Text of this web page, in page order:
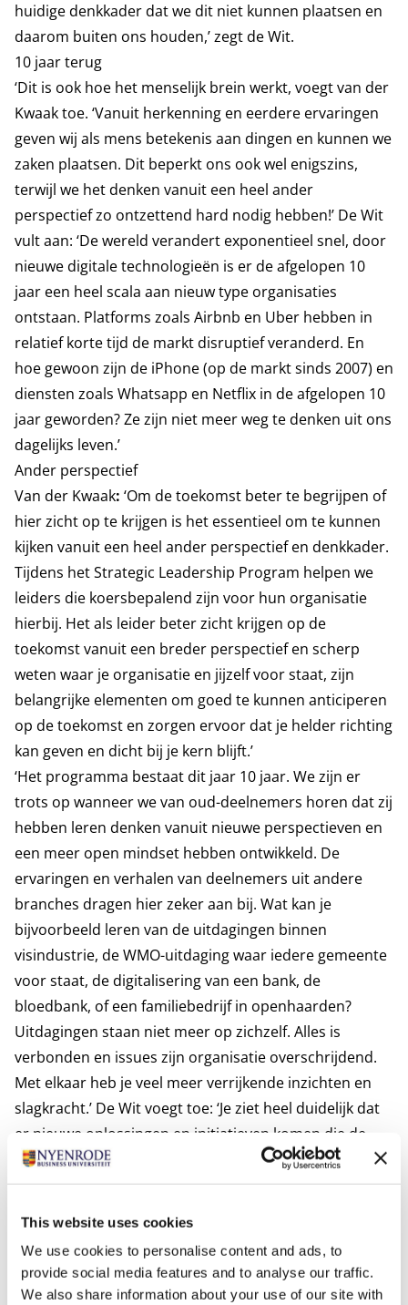
This website uses cookies
We use cookies to personalise content and ads, to
provide social media features and to analyse our traffic.
We also share information about your use of our site with
huidige denkkader dat we dit niet kunnen plaatsen en
daarom buiten ons houden,’ zegt de Wit.
10 jaar terug
‘Dit is ook hoe het menselijk brein werkt, voegt van der
Kwaak toe. ‘Vanuit herkenning en eerdere ervaringen
geven wij als mens betekenis aan dingen en kunnen we
zaken plaatsen. Dit beperkt ons ook wel enigszins,
terwijl we het denken vanuit een heel ander
perspectief zo ontzettend hard nodig hebben!’ De Wit
vult aan: ‘De wereld verandert exponentieel snel, door
nieuwe digitale technologieën is er de afgelopen 10
jaar een heel scala aan nieuw type organisaties
ontstaan. Platforms zoals Airbnb en Uber hebben in
relatief korte tijd de markt disruptief veranderd. En
hoe gewoon zijn de iPhone (op de markt sinds 2007) en
diensten zoals Whatsapp en Netflix in de afgelopen 10
jaar geworden? Ze zijn niet meer weg te denken uit ons
dagelijks leven.’
Ander perspectief
Van der Kwaak: ‘Om de toekomst beter te begrijpen of
hier zicht op te krijgen is het essentieel om te kunnen
kijken vanuit een heel ander perspectief en denkkader.
Tijdens het Strategic Leadership Program helpen we
leiders die koersbepalend zijn voor hun organisatie
hierbij. Het als leider beter zicht krijgen op de
toekomst vanuit een breder perspectief en scherp
weten waar je organisatie en jijzelf voor staat, zijn
belangrijke elementen om goed te kunnen anticiperen
op de toekomst en zorgen ervoor dat je helder richting
kan geven en dicht bij je kern blijft.’
‘Het programma bestaat dit jaar 10 jaar. We zijn er
trots op wanneer we van oud-deelnemers horen dat zij
hebben leren denken vanuit nieuwe perspectieven en
een meer open mindset hebben ontwikkeld. De
ervaringen en verhalen van deelnemers uit andere
branches dragen hier zeker aan bij. Wat kan je
bijvoorbeeld leren van de uitdagingen binnen
visindustrie, de WMO-uitdaging waar iedere gemeente
voor staat, de digitalisering van een bank, de
bloedbank, of een familiebedrijf in openhaarden?
Uitdagingen staan niet meer op zichzelf. Alles is
verbonden en issues zijn organisatie overschrijdend.
Met elkaar heb je veel meer verrijkende inzichten en
slagkracht.’ De Wit voegt toe: ‘Je ziet heel duidelijk dat
er nieuwe oplossingen en initiatieven komen die de
oude systemen en instituten omzeilen. De snelheid
waarmee de veranderingen zullen gaan, zal iedereen
Hoe onze wereld er over 10 jaar uitziet, dat weet
niemand. Wat we wel kunnen doen is om vanuit een